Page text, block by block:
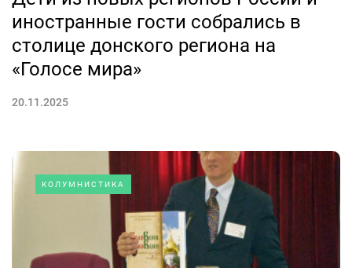
иностранные гости собрались в
столице донского региона на
«Голосе мира»
20.11.2025
КОЛУМНИСТИКА